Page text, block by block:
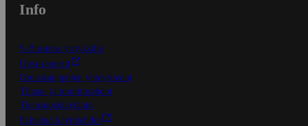
Info
S-Business yrityksille
Oiva-raportit
Osuuskauppojen yhteystiedot
Tilaus- ja toimitusehdot
Tietosuojakäytäntö
Palvelun käyttöehdot